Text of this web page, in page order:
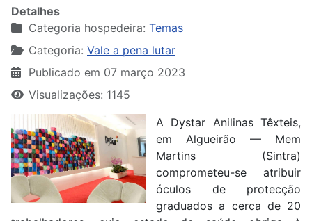
Detalhes
Categoria hospedeira: Temas
Categoria: Vale a pena lutar
Publicado em 07 março 2023
Visualizações: 1145
A Dystar Anilinas Têxteis,
em Algueirão — Mem
Martins (Sintra)
comprometeu-se atribuir
óculos de protecção
graduados a cerca de 20